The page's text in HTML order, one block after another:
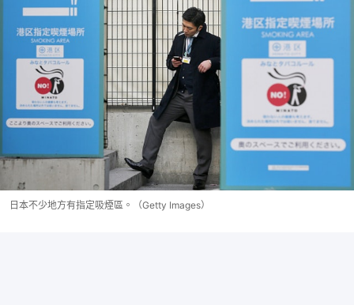
日本不少地方有指定吸煙區。（Getty Images）